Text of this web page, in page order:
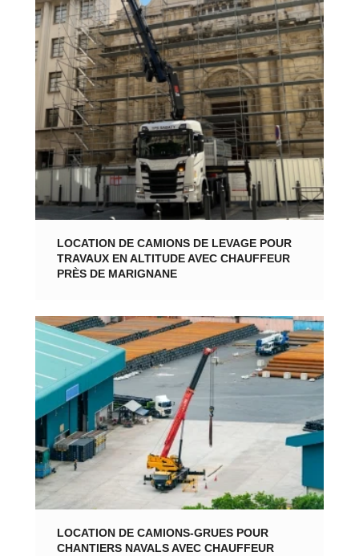
LOCATION DE CAMIONS DE LEVAGE POUR
TRAVAUX EN ALTITUDE AVEC CHAUFFEUR
PRÈS DE MARIGNANE
LOCATION DE CAMIONS-GRUES POUR
CHANTIERS NAVALS AVEC CHAUFFEUR